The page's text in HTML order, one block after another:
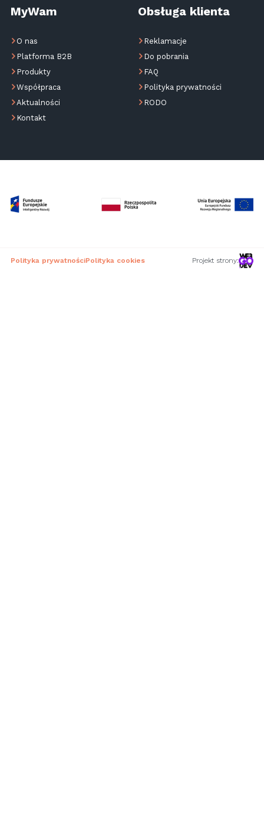
MyWam
O nas
Platforma B2B
Produkty
Współpraca
Aktualności
Kontakt
Obsługa klienta
Reklamacje
Do pobrania
FAQ
Polityka prywatności
RODO
Polityka prywatnościPolityka cookies Projekt strony: